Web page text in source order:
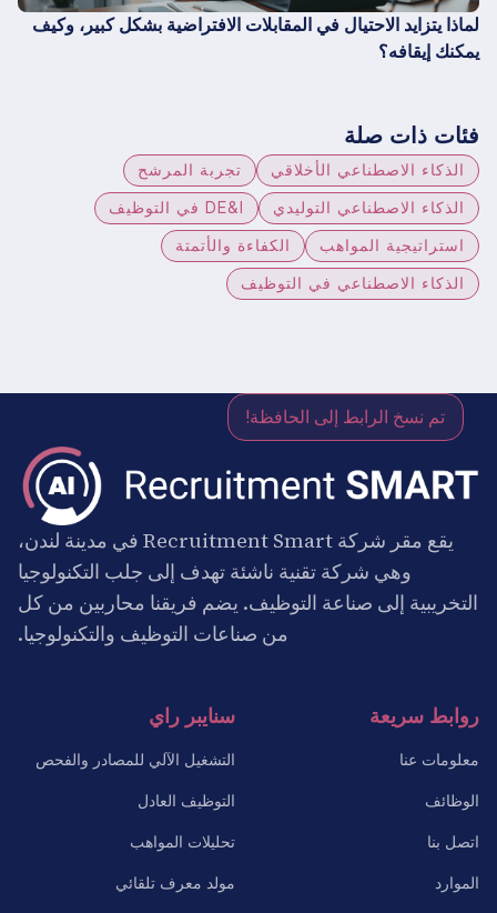
لماذا يتزايد الاحتيال في المقابلات الافتراضية بشكل كبير، وكيف
يمكنك إيقافه؟
فئات ذات صلة
الذكاء الاصطناعي الأخلاقي
تجربة المرشح
الذكاء الاصطناعي التوليدي
DE&I في التوظيف
استراتيجية المواهب
الكفاءة والأتمتة
الذكاء الاصطناعي في التوظيف
تم نسخ الرابط إلى الحافظة!
يقع مقر شركة Recruitment Smart في مدينة لندن،
وهي شركة تقنية ناشئة تهدف إلى جلب التكنولوجيا
التخريبية إلى صناعة التوظيف. يضم فريقنا محاربين من كل
من صناعات التوظيف والتكنولوجيا.
روابط سريعة
معلومات عنا
الوظائف
اتصل بنا
الموارد
سنايبر راي
التشغيل الآلي للمصادر والفحص
التوظيف العادل
تحليلات المواهب
مولد معرف تلقائي